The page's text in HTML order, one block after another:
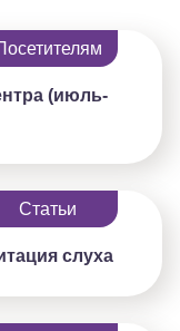
(июль-
Статьи
слуха